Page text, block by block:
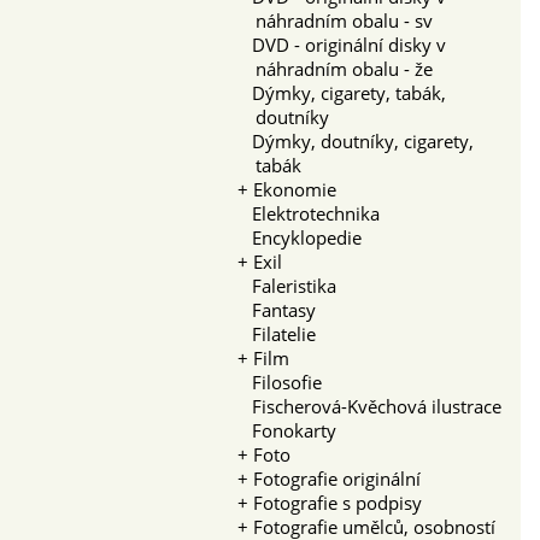
náhradním obalu - sv
DVD - originální disky v
náhradním obalu - že
Dýmky, cigarety, tabák,
doutníky
Dýmky, doutníky, cigarety,
tabák
+ Ekonomie
Elektrotechnika
Encyklopedie
+ Exil
Faleristika
Fantasy
Filatelie
+ Film
Filosofie
Fischerová-Kvěchová ilustrace
Fonokarty
+ Foto
+ Fotografie originální
+ Fotografie s podpisy
+ Fotografie umělců, osobností